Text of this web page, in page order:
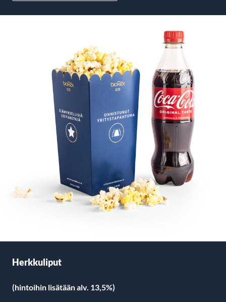
Herkkuliput
(hintoihin lisätään alv. 13,5%)